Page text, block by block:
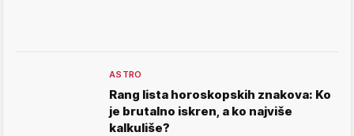
ASTRO
Rang lista horoskopskih znakova: Ko
je brutalno iskren, a ko najviše
kalkuliše?